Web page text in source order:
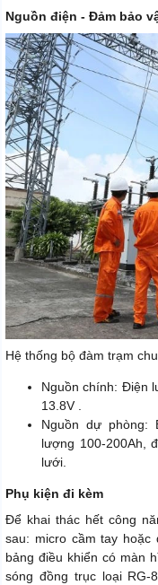
Nguồn điện - Đảm bảo
Hệ thống bộ đàm trạm
Nguồn chính: Điện
13.8V .
Nguồn dự phòng:
lượng 100-200Ah,
lưới.
Phụ kiện đi kèm
Để khai thác hết công
sau: micro cầm tay hoặc
bảng điều khiển có màn
sóng đồng trục loại RG-